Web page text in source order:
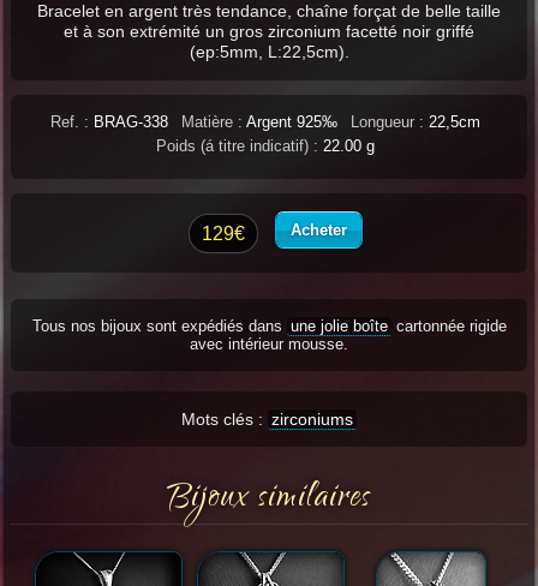
Bracelet en argent très tendance, chaîne forçat de belle taille
et à son extrémité un gros zirconium facetté noir griffé
(ep:5mm, L:22,5cm).
Ref. : BRAG-338 Matière : Argent 925‰ Longueur : 22,5cm
Poids (á titre indicatif) : 22.00 g
129€ Acheter
Tous nos bijoux sont expédiés dans une jolie boîte cartonnée rigide
avec intérieur mousse.
Mots clés : zirconiums
Bijoux similaires